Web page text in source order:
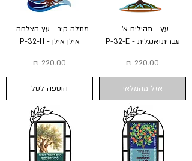
עץ - תהילים א' -
עברית+אנגלית - P-32-E
מחיר
אזל מהמלאי
מתלה קיר - עץ הצלחה -
אילן אילן - P-32-H
מחיר
הוספה לסל